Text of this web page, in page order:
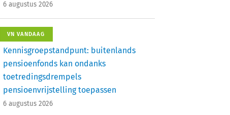
6 augustus 2026
VN VANDAAG
Kennisgroepstandpunt: buitenlands
pensioenfonds kan ondanks
toetredingsdrempels
pensioenvrijstelling toepassen
6 augustus 2026